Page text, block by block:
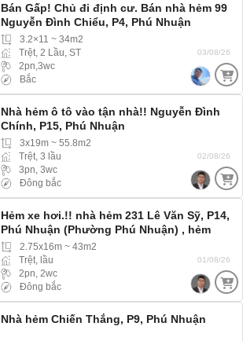
Bán Gấp! Chủ đi định cư. Bán nhà hẻm 99
Nguyễn Đình Chiểu, P4, Phú Nhuận
3.2×11 ~ 34m2
Trệt, 2 Lầu, ST
2pn,3wc
Bắc
03/08/26
Nhà hẻm ô tô vào tận nhà!! Nguyễn Đình
Chính, P15, Phú Nhuận
3x19m ~ 55.8m2
Trệt, 3 lầu
3pn, 3wc
Đông bắc
02/08/26
Hẻm xe hơi.!! nhà hẻm 231 Lê Văn Sỹ, P14,
Phú Nhuận (Phường Phú Nhuận) , hẻm
rộng xe hơi 4 chỗ vào tới nhà
2.75x16m ~ 43m2
Trệt, lầu
2pn, 2wc
Đông bắc
01/08/26
Nhà hẻm Chiến Thắng, P9, Phú Nhuận